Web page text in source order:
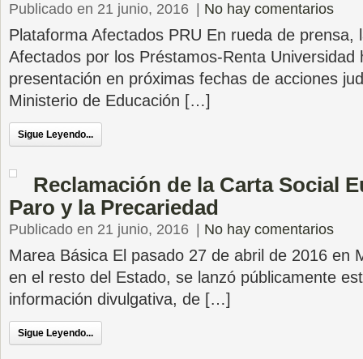
Publicado en 21 junio, 2016 No hay comentarios
Plataforma Afectados PRU En rueda de prensa,
Afectados por los Préstamos-Renta Universidad
presentación en próximas fechas de acciones
Ministerio de Educación […]
Sigue Leyendo...
Reclamación de la Carta Social
Paro y la Precariedad
Publicado en 21 junio, 2016 No hay comentarios
Marea Básica El pasado 27 de abril de 2016 en
en el resto del Estado, se lanzó públicamente
información divulgativa, de […]
Sigue Leyendo...